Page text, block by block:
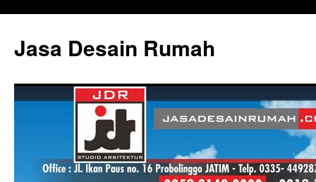
content
Jasa Desain Rumah